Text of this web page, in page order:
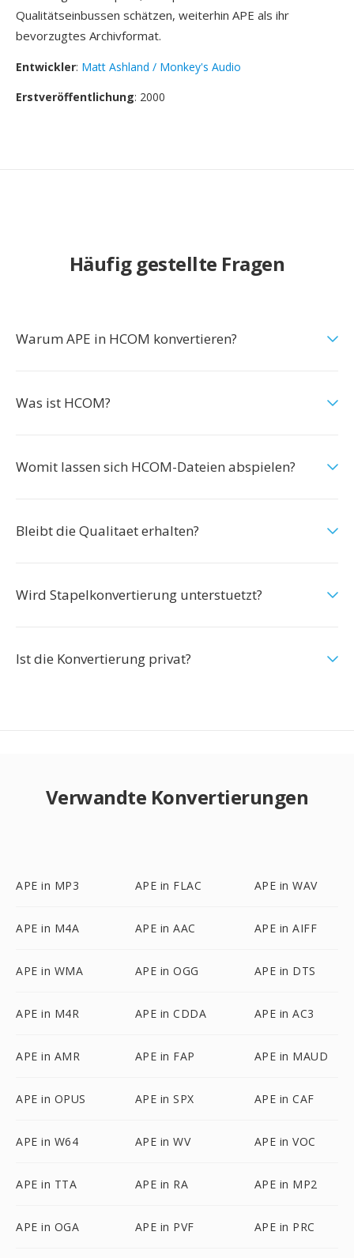
Qualitätseinbussen schätzen, weiterhin APE als ihr
bevorzugtes Archivformat.
Entwickler: Matt Ashland / Monkey's Audio
Erstveröffentlichung: 2000
Häufig gestellte Fragen
Warum APE in HCOM konvertieren?
Was ist HCOM?
Womit lassen sich HCOM-Dateien abspielen?
Bleibt die Qualitaet erhalten?
Wird Stapelkonvertierung unterstuetzt?
Ist die Konvertierung privat?
Verwandte Konvertierungen
APE in MP3 APE in FLAC APE in WAV
APE in M4A APE in AAC APE in AIFF
APE in WMA APE in OGG APE in DTS
APE in M4R APE in CDDA APE in AC3
APE in AMR APE in FAP APE in MAUD
APE in OPUS APE in SPX APE in CAF
APE in W64 APE in WV APE in VOC
APE in TTA APE in RA APE in MP2
APE in OGA APE in PVF APE in PRC